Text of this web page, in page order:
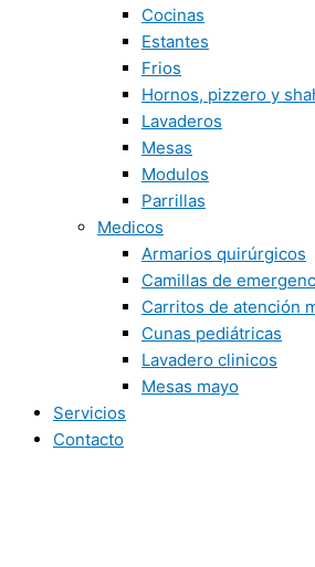
Cocinas
Estantes
Frios
Hornos, pizzero y
Lavaderos
Mesas
Modulos
Parrillas
Medicos
Armarios quirúrgicos
Camillas de
Carritos de atención
Cunas pediátricas
Lavadero clinicos
Mesas mayo
Servicios
Contacto